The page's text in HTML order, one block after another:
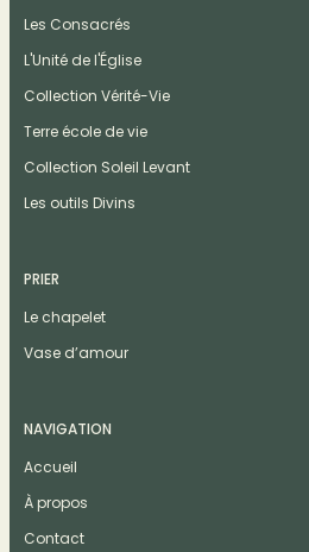
Les Consacrés
L'Unité de l'Église
Collection Vérité-Vie
Terre école de vie
Collection Soleil Levant
Les outils Divins
PRIER
Le chapelet
Vase d’amour
NAVIGATION
Accueil
À propos
Contact